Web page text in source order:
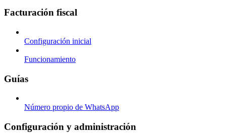
Facturación fiscal
Configuración inicial
Funcionamiento
Guías
Número propio de WhatsApp
Configuración y administración